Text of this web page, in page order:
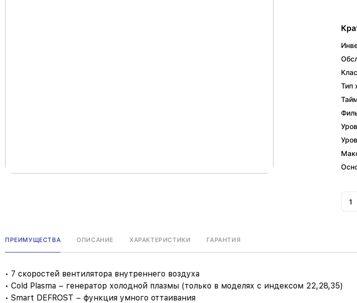
Тип
ПРЕИМУЩЕСТВА ОПИСАНИЕ ХАРАКТЕРИСТИКИ ГАРАНТИЯ
• 7 скоростей вентилятора внутреннего воздуха
• Cold Plasma – генератор холодной плазмы (только в моделях с индексом 22,28,35)
• Smart DEFROST – функция умного оттаивания